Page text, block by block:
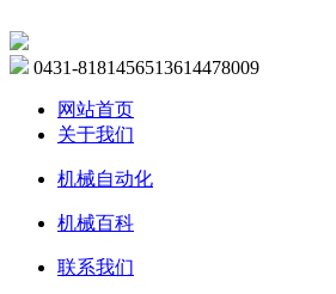
0431-8181456513614478009
网站首页
关于我们
机械自动化
机械百科
联系我们